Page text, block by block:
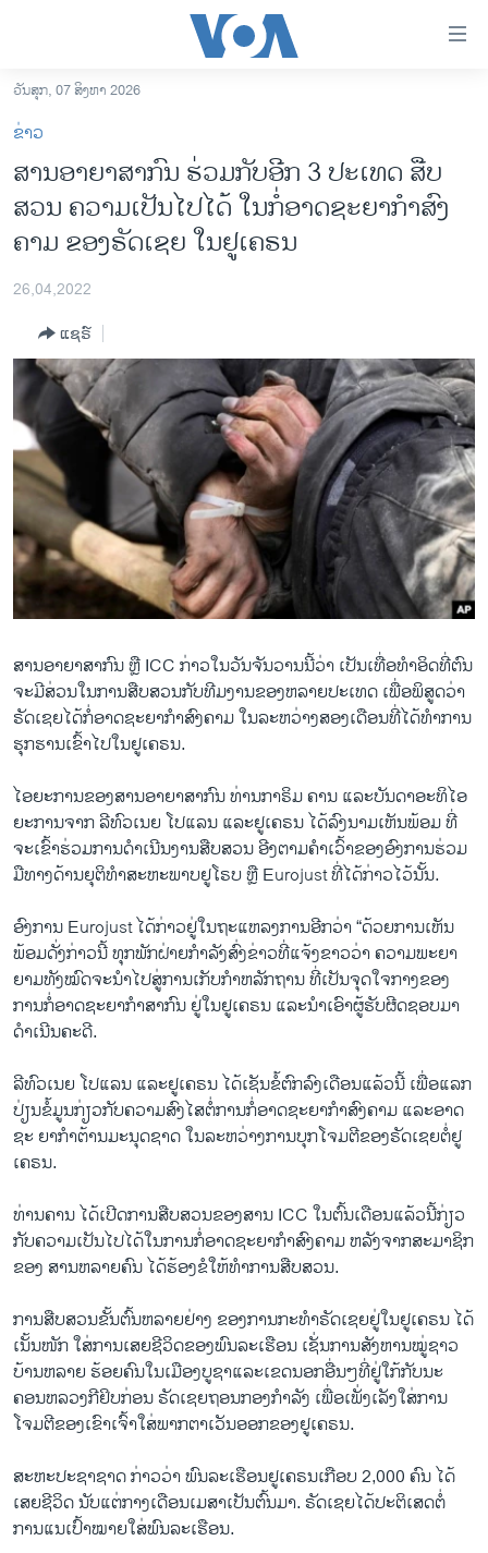
ເຂົ້າ
ຫາ
ຂ້າມ
ຂ້າມ
ໄປ
ຫາ
ຊອກ
ການເລືອກຕັ້ງ ປະທານາທີບໍດີ ສະຫະລັດ 2024
ອິດສະຫຼະພາບດ້ານການຂ່າວ
ຊີວິດຊາວລາວ
ຊຸມຊົນຊາວລາວ
ວິທະຍາສາດ-ເທັກໂນໂລຈີ
ທຸລະກິດ
ພາສາອັງກິດ
ວີດີໂອ
ສຽງ
ລາຍການກະຈາຍສຽງ
ລາຍງານ
ຕິດຕາມພວກເຮົາ ທີ່
ພາສາຕ່າງໆ
ວັນສຸກ, 07 ສິງຫາ 2026
ຂ່າວ
​ສານ​ອາຍ​າສາ​ກົນ ຮ່ວມ​ກັບອີກ​ 3 ​ປະ​ເທດ ​​ສືບ​
ສວນ ຄວາມ​ເປັນ​ໄປ​ໄດ້ ໃນກໍ່​ອາດ​ຊະ​ຍາ​ກຳ​ສົງ​
ຄາມ ຂອງ​ຣັດ​ເຊຍ ໃນ​ຢູ​ເຄ​ຣນ
26,04,2022
ແຊຣ໌
ສານ​ອາຍາສາ​ກົນ ​ຫຼື ICC ກ່າວ​ໃນວັນ​ຈັນ​ວ​ານ​ນີ້​ວ່າ ເປັນ​ເທື່ອ​ທຳ​ອິດ​ທີ່​ຕົນ​
ຈະ​ມີ​ສ່​ວນໃນ​ການ​ສືບ​ສວນ​ກັບ​ທີມ​ງານ​ຂອງຫລາຍ​ປະ​ເທດ ເພື່ອ​ພິ​ສູດ​ວ່າ
ຣັດ​ເຊຍ​ໄດ້ກໍ່​ອາດ​ຊະ​ຍາ​ກຳ​ສົງ​ຄາມ ​ໃນລະ​ຫວ່າ​ງ​ສອງ​ເດືອນ​ທີ່​ໄດ້​ທຳການ​
ຮຸກ​ຮານ​ເຂົ້າ​ໄປ​ໃນ​ຢູ​ເຄ​ຣນ. ​
ໄອ​ຍະ​ການ​ຂ​ອງ​ສານ​ອາ​ຍາ​ສາ​ກົນ ທ່າ​ນ​ກາ​ຣິມ ຄານ ແລະ​ບັນ​ດາອະ​ທິ​ໄອ​
ຍະ​ການ​ຈາກ ລີ​ທົວ​ເນຍ ໂປ​ແລນ ແລະ​ຢູ​ເຄ​ຣນ ໄດ້​ລົງ​ນາມ​ເຫັນ​ພ້ອມ ​ທີ່​
ຈະ​ເຂົ້າຮ່ວມ​ການ​ດຳ​ເນີນງານ​ສືບ​ສວນ​ ອີງ​ຕາມ​ຄຳ​ເວົ້າ​ຂອງອົ​ງ​ການ​ຮ່ວມ​
ມື​ທາງ​ດ້ານ​ຍຸ​ຕິ​ທຳ​ສະ​ຫະ​ພ​າບຢູ​ໂຣບ ຫຼື Eurojust ​ທີ່ໄດ້​ກ່າວ​ໄວ້​ນັ້ນ.
​ອົງ​ການ Eurojust ໄດ້​ກ່າວ​ຢູ່​ໃນ​ຖະ​ແຫລງ​ການອີກ​ວ່າ “ດ້ວຍ​ການ​ເຫັນ​
ພ້ອມ​ດັ່ງ​ກ່າວ​ນີ້ ທຸກ​ພັກ​ຝ່າຍ​ກຳ​ລັງ​ສົ່ງ​ຂ່າວ​ທີ່​ແຈ້ງ​ຂາວ​ວ່າ ຄວາມ​ພະ​ຍາ​
ຍາມ​ທັງ​ໝົດ​ຈະ​ນຳ​ໄປ​ສູ່ການ​ເກັບ​ກຳ​ຫລັກ​ຖານ ​ທີ່​ເປັນ​ຈຸດໃຈ​ກາງ​ຂອງ
ການກໍ່ອາດ​ຊະ​ຍາ​ກຳ​ສ​າ​ກົນ ຢູ່​ໃນ​ຢູ​ເຄ​ຣນ ແລະ​ນຳ​ເອົາຜູ້​ຮັບ​ຜີດ​ຊອບ​ມາ​
ດຳ​ເນີນ​ຄະ​ດີ.
​ລີທົວ​ເນຍ ໂປ​ແລນ ແລະ​ຢູ​ເຄ​ຣນ ໄດ້​ເຊັນ​ຂໍ້​ຕົກ​ລົງ​ເດືອນ​ແລ້ວ​ນີ້ ເພື່ອ​ແລກ​
ປ່ຽນ​ຂໍ້​ມູນ​ກ່ຽວ​ກັບ​ຄວ​າ​ມ​ສົງ​ໄສ​ຕໍ່​ການ​ກໍ່​ອາດ​ຊະ​ຍາ​ກຳ​ສົງ​ຄາມ ແລະ​ອາດ​
ຊະ ຍາ​ກຳ​ຕ້ານ​ມະ​ນຸດຊາດ ​ໃນລະ​ຫວ່າງ​ການບຸກໂຈມ​ຕີຂອງ​ຣັດ​ເຊຍ​ຕໍ່​ຢູ​
ເຄ​ຣນ.
​ທ່ານ​ຄາ​ນ ໄດ້​ເປີດ​ການ​ສືບ​ສວນ​ຂອງສານ ICC ໃນ​ຕົ້ນ​ເດືອນ​ແລ້ວ​ນີ້​ກ່ຽວ​
ກັບຄວາມເປັນ​ໄປ​ໄດ້ໃນ​ການ​ກໍ່​ອາດ​ຊະ​ຍາ​ກຳ​ສົງ​ຄາມ ຫລັງ​ຈາກ​ສະ​ມາ​ຊິກ​
ຂອງ ສານ​ຫລາຍ​ຄົນ ໄດ້​ຮ້ອງ​ຂໍ​ໃຫ້​ທຳການ​ສືບ​ສວນ.
​ການ​ສືບ​ສວນ​ຂັ້ນ​ຕົ້​ນ​ຫລາຍ​ຢ່າງ ​ຂອງ​ການ​ກະ​ທຳ​ຣັດ​ເຊຍ​ຢູ່​ໃນ​ຢູ​ເຄ​ຣນ ໄດ້​
ເນັ້ນ​ໜັກ​ ໃສ່​ການ​ເສຍຊີ​ວິດ​ຂອງ​ພົນ​ລະ​ເຮືອນ ເຊັ່​ນການ​ສັງ​ຫານ​ໝູ່ຊາວ​
ບ້ານຫລາຍ ​ຮ້ອຍ​ຄົນໃນ​ເມືອງ​ບູ​ຊາແລະ​ເຂດນອກ​ອື່ນໆ​ທີ່​ຢູ່​ໃກ້​ກັບ​ນະ​
ຄອນ​ຫລວງກີ​ຢິບກ່ອນ ​ຣັດ​ເຊຍ​ຖອນກອງ​ກຳ​ລັງ ເພື່ອ​ເພັ່ງ​ເລັງ​ໃສ່​ການ​
ໂຈມ​ຕີ​ຂອງເຂົາ​ເຈົ້າ​ໃສ່ພາກ​ຕາ​ເວັນ​ອອກ​ຂອງ​ຢູ​ເຄ​ຣນ.
ສະ​ຫະ​ປະ​ຊາ​ຊາດ ກ່າວ​ວ່າ ພົນ​ລະ​ເຮືອນຢູ​ເຄ​ຣນ​ເກືອບ 2,000 ຄົນ ໄດ້​
ເສຍ​ຊີ​ວິດ ນັບ​ແຕ່​ກາງເດືອນ​ເມ​ສາເປັນ​ຕົ້ນ​ມາ. ຣັດ​ເຊຍ​ໄດ້​ປະ​ຕິ​ເສດ​ຕໍ່​
ການ​ແນ​ເປົ້າ​ໝາຍ​ໃສ່​ພົນ​ລະ​ເຮືອນ.